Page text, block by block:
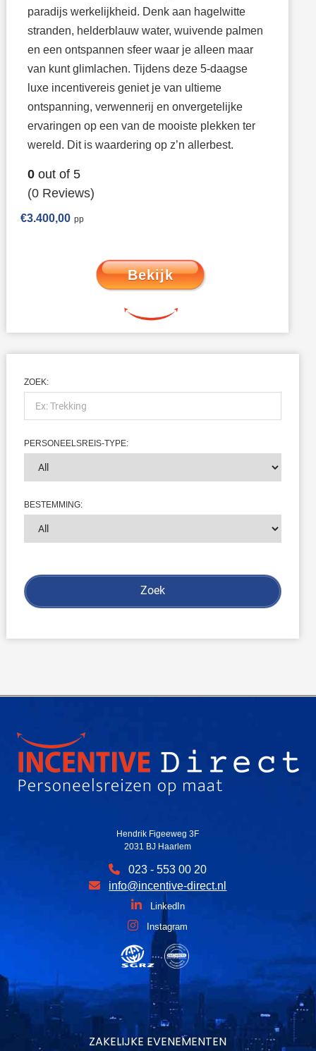
paradijs werkelijkheid. Denk aan hagelwitte
stranden, helderblauw water, wuivende palmen
en een ontspannen sfeer waar je alleen maar
van kunt glimlachen. Tijdens deze 5-daagse
luxe incentivereis geniet je van ultieme
ontspanning, verwennerij en onvergetelijke
ervaringen op een van de mooiste plekken ter
wereld. Dit is waardering op z’n allerbest.
0out of 5
(0 Reviews)
€3.400,00
Bekijk
ZOEK:
PERSONEELSREIS-TYPE:
BESTEMMING:
Hendrik Figeeweg 3F
2031 BJ Haarlem
023 - 553 00 20
info@incentive-direct.nl
LinkedIn
Instagram
ZAKELIJKE EVENEMENTEN